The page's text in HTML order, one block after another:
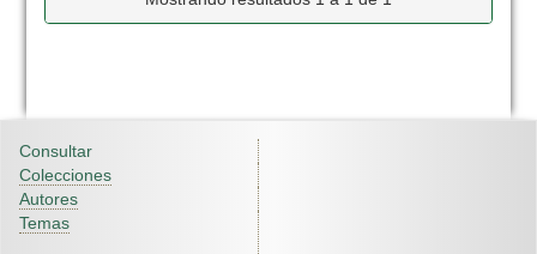
Consultar
Colecciones
Autores
Temas